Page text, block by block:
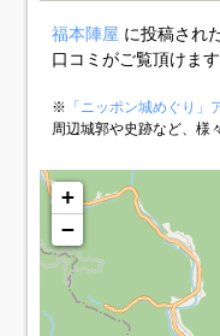
福本陣屋 に投稿され
口コミがご覧頂けます
※ 「ニッポン城めぐり」
周辺城郭や史跡など、様
+
−